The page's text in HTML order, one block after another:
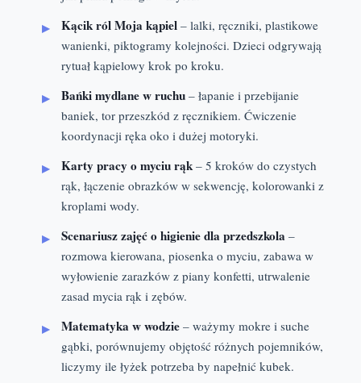
Kącik ról Moja kąpiel – lalki, ręczniki, plastikowe
wanienki, piktogramy kolejności. Dzieci odgrywają
rytuał kąpielowy krok po kroku.
Bańki mydlane w ruchu – łapanie i przebijanie
baniek, tor przeszkód z ręcznikiem. Ćwiczenie
koordynacji ręka oko i dużej motoryki.
Karty pracy o myciu rąk – 5 kroków do czystych
rąk, łączenie obrazków w sekwencję, kolorowanki z
kroplami wody.
Scenariusz zajęć o higienie dla przedszkola –
rozmowa kierowana, piosenka o myciu, zabawa w
wyłowienie zarazków z piany konfetti, utrwalenie
zasad mycia rąk i zębów.
Matematyka w wodzie – ważymy mokre i suche
gąbki, porównujemy objętość różnych pojemników,
liczymy ile łyżek potrzeba by napełnić kubek.